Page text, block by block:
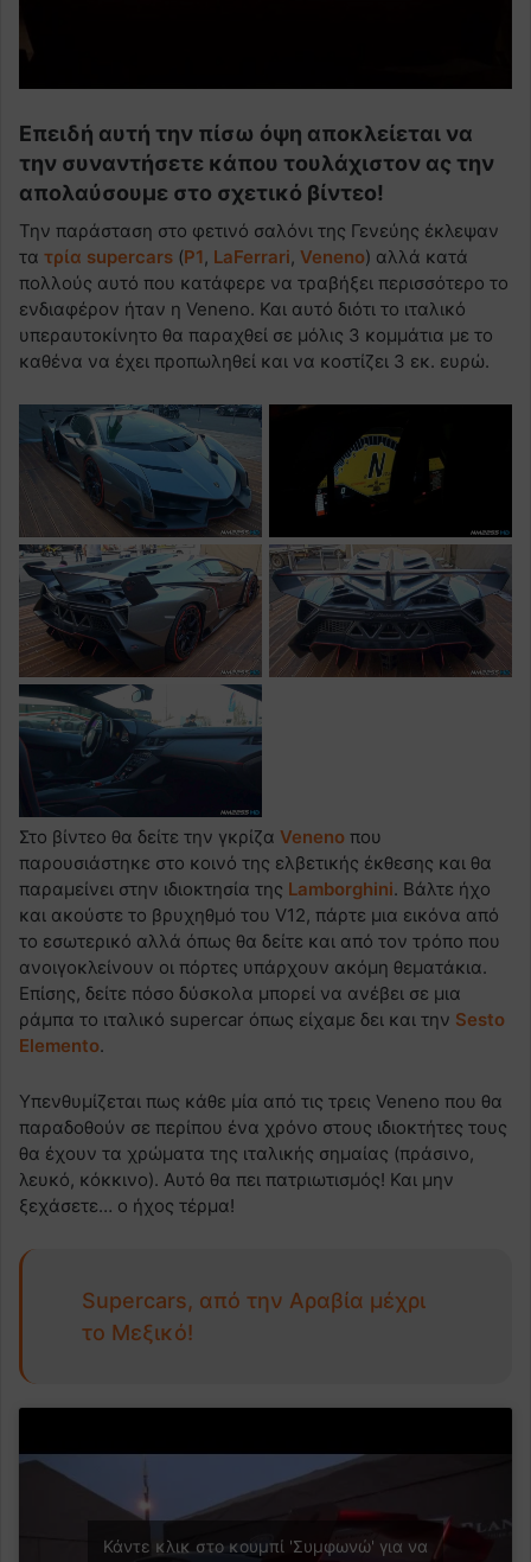
Επειδή αυτή την πίσω όψη αποκλείεται να
την συναντήσετε κάπου τουλάχιστον ας την
απολαύσουμε στο σχετικό βίντεο!
Την παράσταση στο φετινό σαλόνι της Γενεύης έκλεψαν
τα τρία supercars (P1, LaFerrari, Veneno) αλλά κατά
πολλούς αυτό που κατάφερε να τραβήξει περισσότερο το
ενδιαφέρον ήταν η Veneno. Και αυτό διότι το ιταλικό
υπεραυτοκίνητο θα παραχθεί σε μόλις 3 κομμάτια με το
καθένα να έχει προπωληθεί και να κοστίζει 3 εκ. ευρώ.
Στο βίντεο θα δείτε την γκρίζα Veneno που
παρουσιάστηκε στο κοινό της ελβετικής έκθεσης και θα
παραμείνει στην ιδιοκτησία της Lamborghini. Βάλτε ήχο
και ακούστε το βρυχηθμό του V12, πάρτε μια εικόνα από
το εσωτερικό αλλά όπως θα δείτε και από τον τρόπο που
ανοιγοκλείνουν οι πόρτες υπάρχουν ακόμη θεματάκια.
Επίσης, δείτε πόσο δύσκολα μπορεί να ανέβει σε μια
ράμπα το ιταλικό supercar όπως είχαμε δει και την Sesto
Elemento.
Υπενθυμίζεται πως κάθε μία από τις τρεις Veneno που θα
παραδοθούν σε περίπου ένα χρόνο στους ιδιοκτήτες τους
θα έχουν τα χρώματα της ιταλικής σημαίας (πράσινο,
λευκό, κόκκινο). Αυτό θα πει πατριωτισμός! Και μην
ξεχάσετε… ο ήχος τέρμα!
Supercars, από την Αραβία μέχρι
το Μεξικό!
Κάντε κλικ στο κουμπί 'Συμφωνώ' για να